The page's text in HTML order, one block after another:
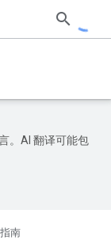
。AI 翻译可能包
指南